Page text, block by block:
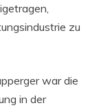
zu
war die
in der